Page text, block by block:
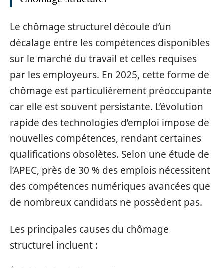
Le chômage structurel découle d’un
décalage entre les compétences disponibles
sur le marché du travail et celles requises
par les employeurs. En 2025, cette forme de
chômage est particulièrement préoccupante
car elle est souvent persistante. L’évolution
rapide des technologies d’emploi impose de
nouvelles compétences, rendant certaines
qualifications obsolètes. Selon une étude de
l’APEC, près de 30 % des emplois nécessitent
des compétences numériques avancées que
de nombreux candidats ne possèdent pas.
Les principales causes du chômage
structurel incluent :